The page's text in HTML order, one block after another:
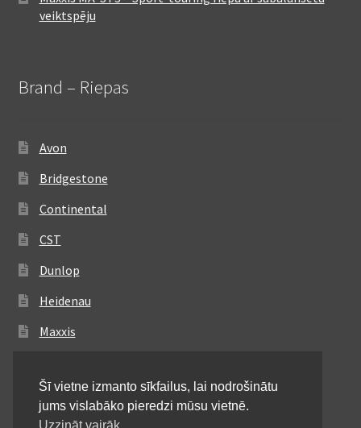
veiktspēju
Brand – Riepas
Avon
Bridgestone
Continental
CST
Dunlop
Heidenau
Maxxis
Michelin
Mitas
Šī vietne izmanto sīkfailus, lai nodrošinātu
jums vislabāko pieredzi mūsu vietnē.
Uzzināt vairāk